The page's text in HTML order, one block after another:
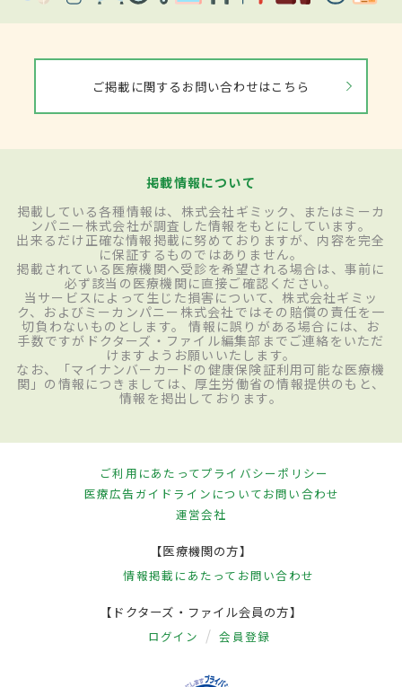
ご掲載に関するお問い合わせはこちら
掲載情報について
掲載している各種情報は、株式会社ギミック、またはミーカ
ンパニー株式会社が調査した情報をもとにしています。
出来るだけ正確な情報掲載に努めておりますが、内容を完全
に保証するものではありません。
掲載されている医療機関へ受診を希望される場合は、事前に
必ず該当の医療機関に直接ご確認ください。
当サービスによって生じた損害について、株式会社ギミッ
ク、およびミーカンパニー株式会社ではその賠償の責任を一
切負わないものとします。 情報に誤りがある場合には、お
手数ですがドクターズ・ファイル編集部までご連絡をいただ
けますようお願いいたします。
なお、「マイナンバーカードの健康保険証利用可能な医療機
関」の情報につきましては、厚生労働省の情報提供のもと、
情報を掲出しております。
ご利用にあたってプライバシーポリシー
医療広告ガイドラインについてお問い合わせ
運営会社
【医療機関の方】
情報掲載にあたって お問い合わせ
【ドクターズ・ファイル会員の方】
ログイン 会員登録